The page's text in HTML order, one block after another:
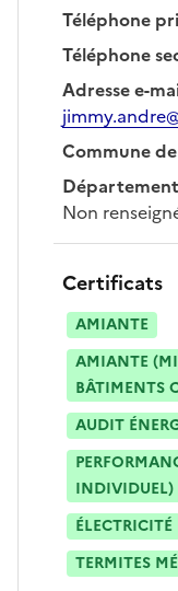
Téléphone
Téléphone
Adresse e-
Commune
Non
Certificats
AMIANTE
AMIANTE
BÂTIMENTS
AUDIT
INDIVIDUEL)
ÉLECTRICITÉ
TERMITES